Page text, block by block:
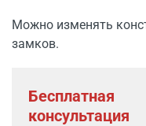
Можно изменять
замков.
Бесплатная
консультация